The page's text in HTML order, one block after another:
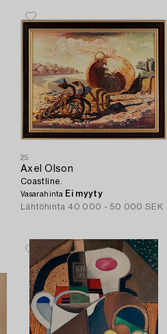
25
Axel Olson
Coastline.
Vasarahinta Ei myyty
Lähtöhinta 40 000 - 50 000 SEK